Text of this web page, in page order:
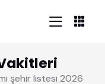
şehir listesi 2026